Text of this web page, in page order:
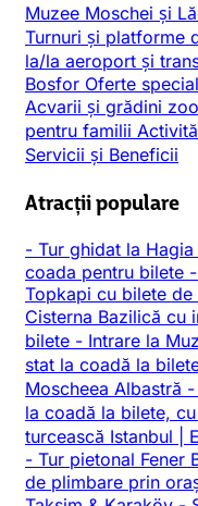
Muzee Moschei și
Turnuri și platforme
la/la aeroport și
Bosfor Oferte
Acvarii și grădini
pentru familii
Servicii și Beneficii
Atracții populare
- Tur ghidat la
coada pentru bilete -
Topkapi cu bilete de
Cisterna Bazilică cu
bilete - Intrare la
stat la coadă la
Moscheea Albastră -
la coadă la bilete,
turcească Istanbul |
- Tur pietonal Fener
de plimbare prin